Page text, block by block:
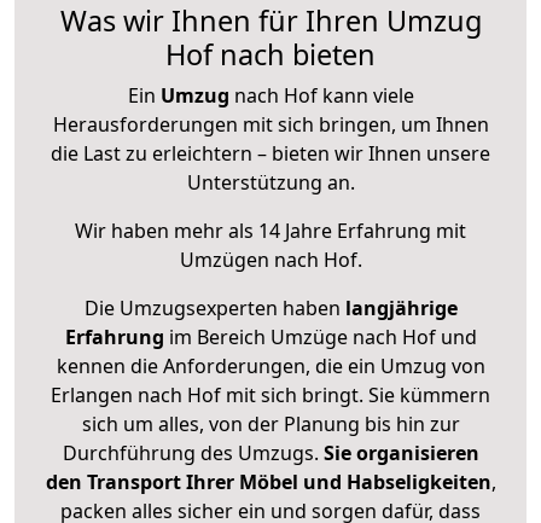
Was wir Ihnen für Ihren Umzug
Hof nach bieten
Ein Umzug nach Hof kann viele
Herausforderungen mit sich bringen, um Ihnen
die Last zu erleichtern – bieten wir Ihnen unsere
Unterstützung an.
Wir haben mehr als 14 Jahre Erfahrung mit
Umzügen nach Hof.
Die Umzugsexperten haben langjährige
Erfahrung im Bereich Umzüge nach Hof und
kennen die Anforderungen, die ein Umzug von
Erlangen nach Hof mit sich bringt. Sie kümmern
sich um alles, von der Planung bis hin zur
Durchführung des Umzugs. Sie organisieren
den Transport Ihrer Möbel und Habseligkeiten,
packen alles sicher ein und sorgen dafür, dass